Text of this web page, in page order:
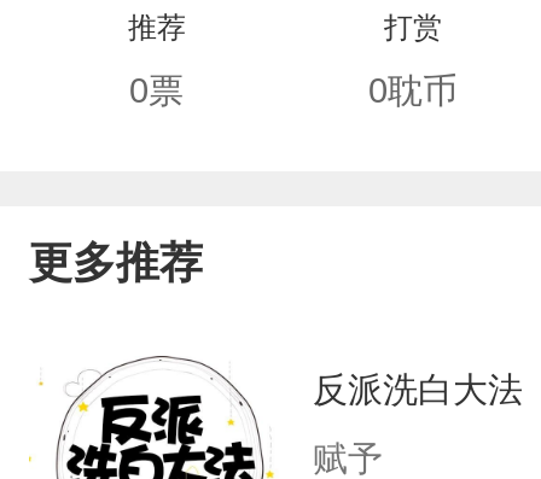
推荐
0票
打赏
0耽币
更多推荐
反派洗白大法
赋予